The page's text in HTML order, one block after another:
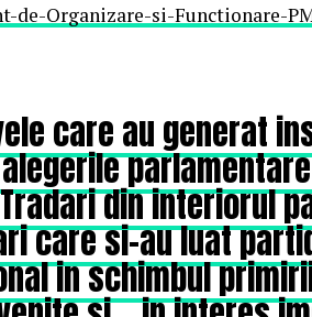
de-Organizare-si-Functionare-
care au generat
din interiorul
care si-au luat
in schimbul